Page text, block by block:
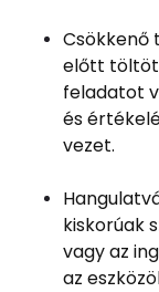
Csökkenő
előtt
feladatot
és
vezet.
kiskorúak
vagy az
az